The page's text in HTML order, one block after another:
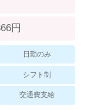
ら
ム
円
日勤のみ
シフト制
交通費支給